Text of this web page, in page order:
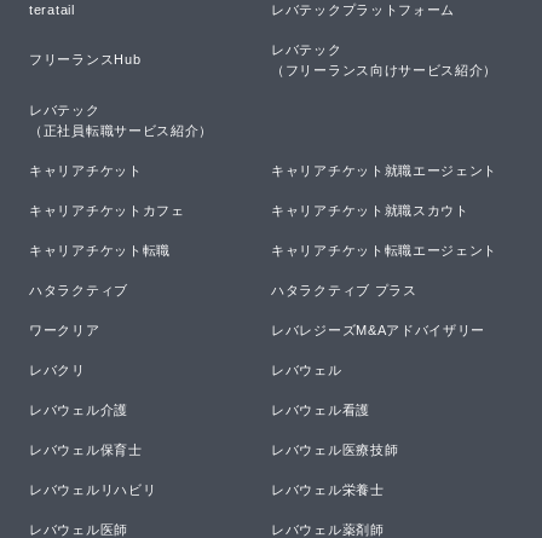
teratail レバテックプラットフォーム
フリーランスHub
レバテック
（フリーランス向けサービス紹介）
レバテック
（正社員転職サービス紹介）
キャリアチケット キャリアチケット就職エージェント
キャリアチケットカフェ キャリアチケット就職スカウト
キャリアチケット転職 キャリアチケット転職エージェント
ハタラクティブ ハタラクティブ プラス
ワークリア レバレジーズM&Aアドバイザリー
レバクリ レバウェル
レバウェル介護 レバウェル看護
レバウェル保育士 レバウェル医療技師
レバウェルリハビリ レバウェル栄養士
レバウェル医師 レバウェル薬剤師